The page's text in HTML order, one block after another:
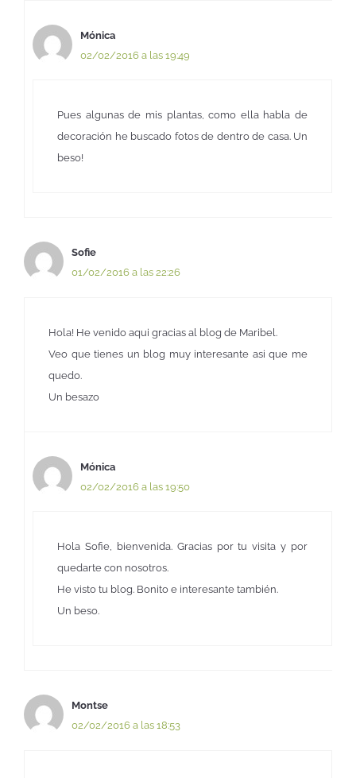
Mónica
02/02/2016 a las 19:49
Pues algunas de mis plantas, como ella habla de
decoración he buscado fotos de dentro de casa. Un
beso!
Sofie
01/02/2016 a las 22:26
Hola! He venido aqui gracias al blog de Maribel.
Veo que tienes un blog muy interesante asi que me
quedo.
Un besazo
Mónica
02/02/2016 a las 19:50
Hola Sofie, bienvenida. Gracias por tu visita y por
quedarte con nosotros.
He visto tu blog. Bonito e interesante también.
Un beso.
Montse
02/02/2016 a las 18:53